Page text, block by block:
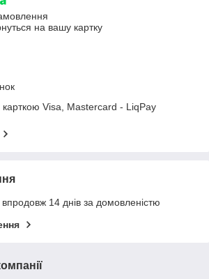
на вашу картку
Visa, Mastercard - LiqPay
14 днів за домовленістю